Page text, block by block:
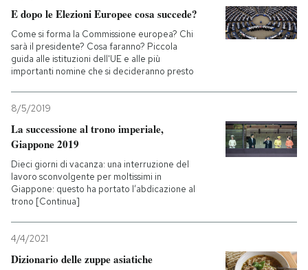
E dopo le Elezioni Europee cosa succede?
Come si forma la Commissione europea? Chi
sarà il presidente? Cosa faranno? Piccola
guida alle istituzioni dell'UE e alle più
importanti nomine che si decideranno presto
8/5/2019
La successione al trono imperiale,
Giappone 2019
Dieci giorni di vacanza: una interruzione del
lavoro sconvolgente per moltissimi in
Giappone: questo ha portato l’abdicazione al
trono [Continua]
4/4/2021
Dizionario delle zuppe asiatiche